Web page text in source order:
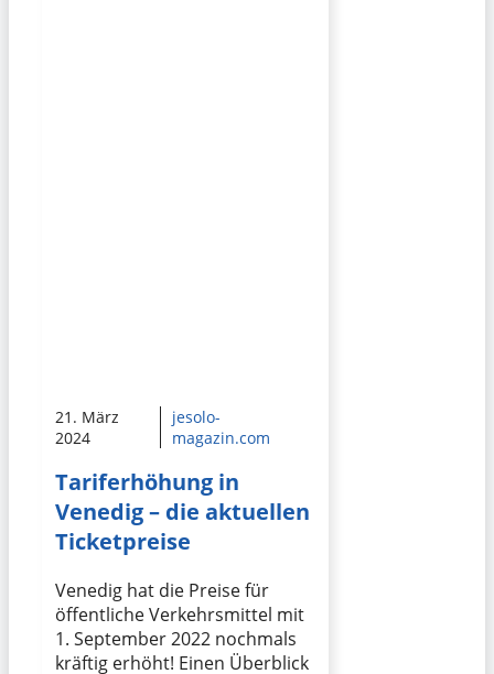
21. März
2024
jesolo-
magazin.com
Tariferhöhung in
Venedig – die aktuellen
Ticketpreise
Venedig hat die Preise für
öffentliche Verkehrsmittel mit
1. September 2022 nochmals
kräftig erhöht! Einen Überblick